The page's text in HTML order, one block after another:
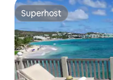
Superhost
Superhost